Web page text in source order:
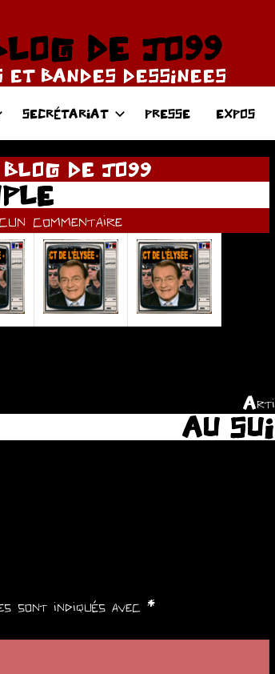
DE JO99
ET BANDES DESSINEES
SECRÉTARIAT PRESSE EXPOS
DE JO99
commentaire
AU
sont indiqués avec *